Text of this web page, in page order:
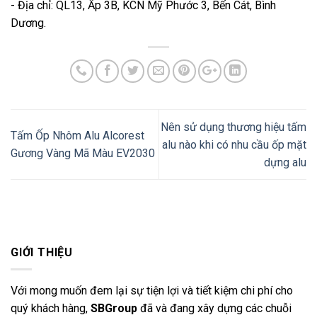
GIỚI THIỆU
Với mong muốn đem lại sự tiện lợi và tiết kiệm chi phí cho
quý khách hàng, SBGroup đã và đang xây dựng các chuỗi
- Địa chỉ: QL13, Ấp 3B, KCN Mỹ Phước 3, Bến Cát, Bình
Dương.
Tấm Ốp Nhôm Alu Alcorest
Gương Vàng Mã Màu EV2030
Nên sử dụng thương hiệu tấm
alu nào khi có nhu cầu ốp mặt
dựng alu